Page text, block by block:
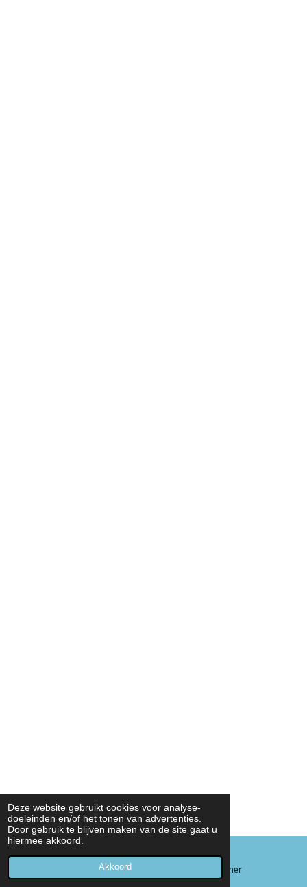
Deze website gebruikt cookies voor analyse-
doeleinden en/of het tonen van advertenties.
Door gebruik te blijven maken van de site gaat u
hiermee akkoord.
Akkoord Telefoonnummer